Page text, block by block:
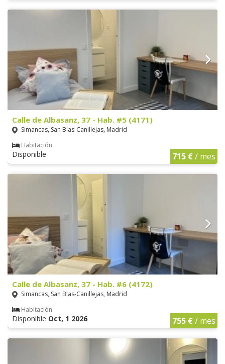
Calle de Albasanz, 37 - Hab. #5 (4171)
Simancas, San Blas-Canillejas, Madrid
Habitación
Disponible 715 €/ mes
Calle de Albasanz, 37 - Hab. #6 (4172)
Simancas, San Blas-Canillejas, Madrid
Habitación
Disponible Oct, 1 2026 755 €/ mes